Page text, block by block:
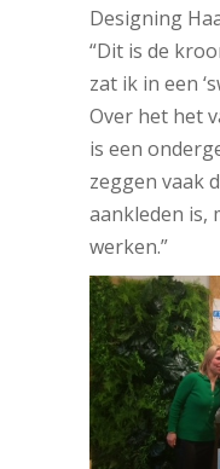
Designing
“Dit is de
zat ik in een
Over het het
is een
zeggen vaak
aankleden is,
werken.”